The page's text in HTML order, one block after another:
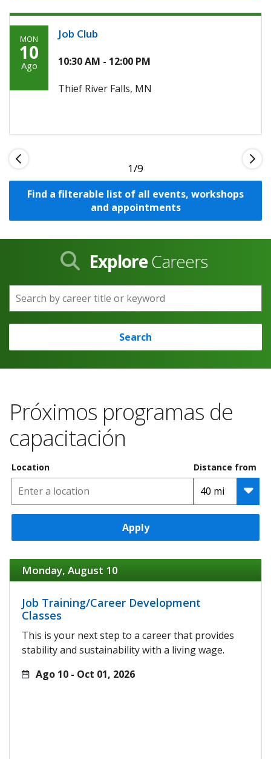
Monday,
Agosto
2026
MON
10
Ago
Job Club
10:30 AM - 12:00 PM
Thief River Falls, MN
1
Find a filterable list of all events, workshops
and appointments
ExploreCareers
Search by career title or keyword
Search
Próximos programas de
capacitación
Location Distance from
Apply
Monday, August 10
Job Training/Career Development
Classes
This is your next step to a career that provides
stability and sustainability with a living wage.
Ago 10 - Oct 01, 2026